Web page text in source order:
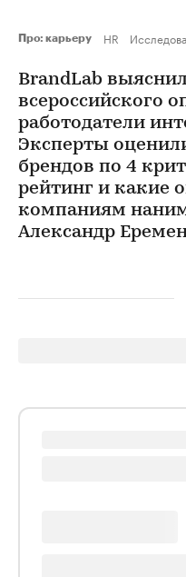
Про: карьеру HR
BrandLab
всероссийского
работодатели
Эксперты
брендов по 4
рейтинг и какие
компаниям
Александр